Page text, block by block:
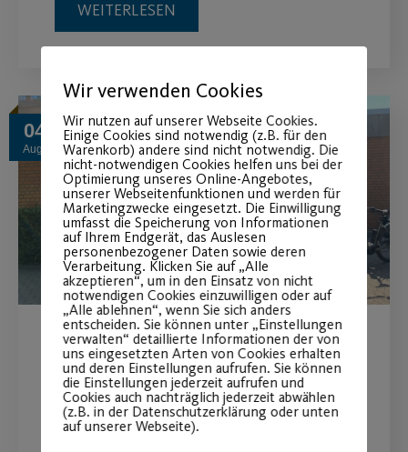
WEITERLESEN
04
Aug.
Hitzeschlacht auf zwei
Rädern
Radtourbericht vom 30.07. - Heiße
Wir verwenden Cookies
Wir nutzen auf unserer Webseite Cookies.
Einige Cookies sind notwendig (z.B. für den
Warenkorb) andere sind nicht notwendig. Die
nicht-notwendigen Cookies helfen uns bei der
Optimierung unseres Online-Angebotes,
unserer Webseitenfunktionen und werden für
Marketingzwecke eingesetzt. Die Einwilligung
umfasst die Speicherung von Informationen
auf Ihrem Endgerät, das Auslesen
personenbezogener Daten sowie deren
Verarbeitung. Klicken Sie auf „Alle
akzeptieren“, um in den Einsatz von nicht
notwendigen Cookies einzuwilligen oder auf
„Alle ablehnen“, wenn Sie sich anders
entscheiden. Sie können unter „Einstellungen
verwalten“ detaillierte Informationen der von
uns eingesetzten Arten von Cookies erhalten
und deren Einstellungen aufrufen. Sie können
die Einstellungen jederzeit aufrufen und
Cookies auch nachträglich jederzeit abwählen
(z.B. in der Datenschutzerklärung oder unten
auf unserer Webseite).